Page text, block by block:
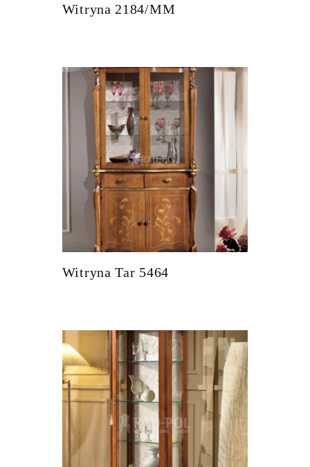
Witryna 2184/MM
Witryna Tar 5464